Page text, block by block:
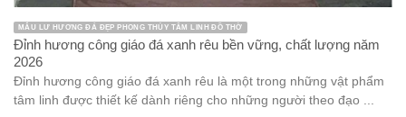
MẪU LƯ HƯƠNG ĐÁ ĐẸP PHONG THỦY TÂM LINH ĐỒ THỜ
Đỉnh hương công giáo đá xanh rêu bền vững, chất lượng năm
2026
Đỉnh hương công giáo đá xanh rêu là một trong những vật phẩm
tâm linh được thiết kế dành riêng cho những người theo đạo ...